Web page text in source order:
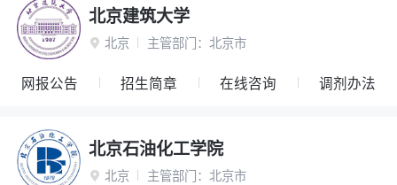
北京建筑大学
 北京 主管部门： 北京市
网报公告 招生简章 在线咨询 调剂办法
北京石油化工学院
 北京 主管部门： 北京市